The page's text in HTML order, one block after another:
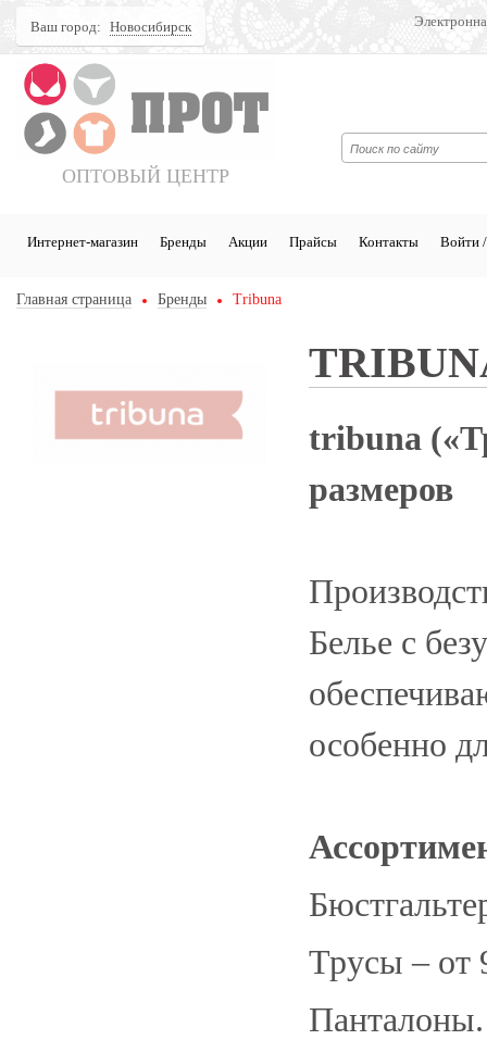
Ваш город: Новосибирск
ОПТОВЫЙ ЦЕНТР
Интернет-магазин Бренды Акции Прайсы Контакты Войти /
Главная страница Бренды Tribuna
tribuna
размеров
Белье с
особенно
Трусы –